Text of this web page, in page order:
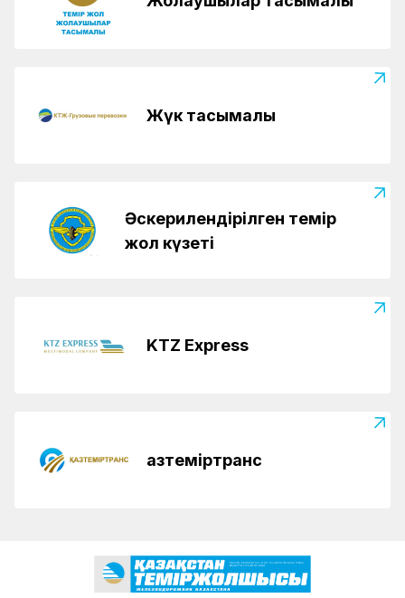
Жүк тасымалы
Әскерилендірілген темір
жол күзеті
KTZ Express
Қазтеміртранс